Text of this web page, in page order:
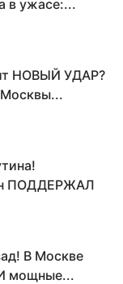
в ужасе:...
НОВЫЙ УДАР?
ПОДДЕРЖАЛ
В Москве
мощные...